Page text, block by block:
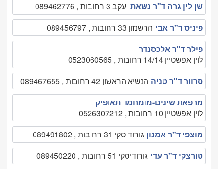
שן לין גרה ד"ר נשאת יעקב 3 רחובות , 089462776
פיניס ד"ר אבי הרשנזון 33 רחובות , 089456797
פילר ד"ר אלכסנדר
לוין אפשטיין 14/14 רחובות , 0523060565
סרוור ד"ר טניה הנשיא הראשון 42 רחובות , 089467655
מרפאת שינים-מומחמד תאופיק
לוין אפשטיין 10 רחובות , 0526307212
מוצפי ד"ר אמנון גורודיסקי 31 רחובות , 089491802
טורצקי ד"ר עדי גורודיסקי 51 רחובות , 089450220